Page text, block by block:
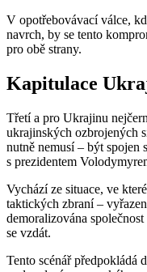
V opotřebovávací válce,
navrch, by se tento
pro obě strany.
Kapitulace
Třetí a pro Ukrajinu
ukrajinských ozbrojených
nutně nemusí – být spojen
s prezidentem
Vychází ze situace, ve
taktických zbraní –
demoralizována
se vzdát.
Tento scénář předpokládá